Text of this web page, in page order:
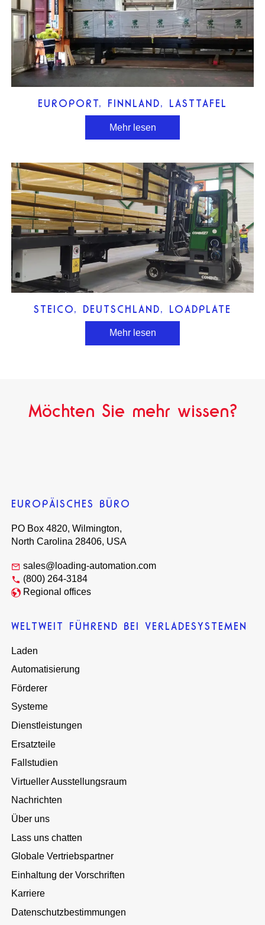
EUROPORT, FINNLAND, LASTTAFEL
Mehr lesen
STEICO, DEUTSCHLAND, LOADPLATE
Mehr lesen
Möchten Sie mehr wissen?
EUROPÄISCHES BÜRO
PO Box 4820, Wilmington,
North Carolina 28406, USA
sales@loading-automation.com
(800) 264-3184
Regional offices
WELTWEIT FÜHREND BEI VERLADESYSTEMEN
Laden
Automatisierung
Förderer
Systeme
Dienstleistungen
Ersatzteile
Fallstudien
Virtueller Ausstellungsraum
Nachrichten
Über uns
Lass uns chatten
Globale Vertriebspartner
Einhaltung der Vorschriften
Karriere
Datenschutzbestimmungen